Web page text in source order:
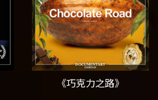
《巧克力之路》